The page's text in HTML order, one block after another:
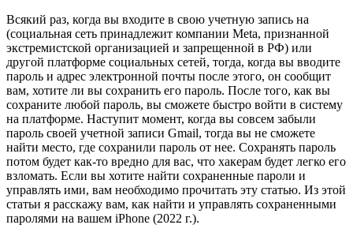
Всякий раз, когда вы входите в свою учетную запись на
(социальная сеть принадлежит компании Meta, признанной
экстремистской организацией и запрещенной в РФ) или
другой платформе социальных сетей, тогда, когда вы вводите
пароль и адрес электронной почты после этого, он сообщит
вам, хотите ли вы сохранить его пароль. После того, как вы
сохраните любой пароль, вы сможете быстро войти в систему
на платформе. Наступит момент, когда вы совсем забыли
пароль своей учетной записи Gmail, тогда вы не сможете
найти место, где сохранили пароль от нее. Сохранять пароль
потом будет как-то вредно для вас, что хакерам будет легко его
взломать. Если вы хотите найти сохраненные пароли и
управлять ими, вам необходимо прочитать эту статью. Из этой
статьи я расскажу вам, как найти и управлять сохраненными
паролями на вашем iPhone (2022 г.).